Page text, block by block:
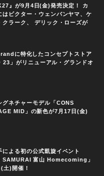
』が9月4日(金)発売決定！ カ
はビクター・ウェンバンヤマ、ケ
クラーク、 デリック・ローズが
に特化したコンセプトストア
23」がリニューアル・グランドオ
グネチャーモデル「CONS
MID」の新色が7月17日(金)
による初の公式凱旋イベント
SAMURAI 富山 Homecoming」
土)開催！